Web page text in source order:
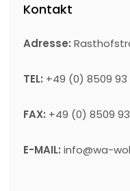
Kontakt
Adresse:
TEL: +49 (0) 8509 93
FAX: +49 (0) 8509
E-MAIL: info@wa-